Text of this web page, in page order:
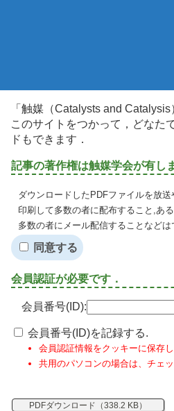
「触媒（Catalysts and
このサイトをつかって，どなた
ドもできます．
記事の著作権は触媒学会が有し
ダウンロードしたPDFファイルを放
印刷して多数の者に配布すること,ある
多数の者にメール配信することなどは
同意する
会員認証が必要です．
会員番号(ID):
会員番号(ID)を記録する.
会員認証情報をクッキーに保存
共用のパソコンの場合は、チェ
PDFダウンロード（338.2 KB）